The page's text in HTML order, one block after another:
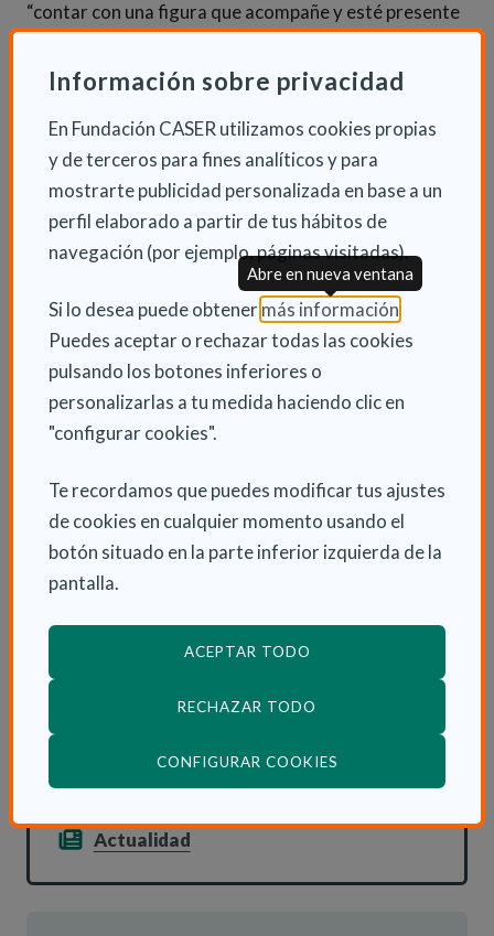
Información sobre privacidad
En Fundación CASER utilizamos cookies propias
y de terceros para fines analíticos y para
mostrarte publicidad personalizada en base a un
perfil elaborado a partir de tus hábitos de
navegación (por ejemplo, páginas visitadas).
Si lo desea puede obtener más información(Abre en
Puedes aceptar o rechazar todas las cookies
pulsando los botones inferiores o
personalizarlas a tu medida haciendo clic en
"configurar cookies".
Te recordamos que puedes modificar tus ajustes
de cookies en cualquier momento usando el
botón situado en la parte inferior izquierda de la
pantalla.
ACEPTAR TODO
RECHAZAR TODO
CONFIGURAR COOKIES
Abre en nueva ventana
“contar con una figura que acompañe y esté presente
ansiedad”. Además, ha destacado que, aunque el
pensado solo para personas con discapacidad, sino
para cualquier persona que necesite
acompañamiento”.
Muro también ha reivindicado el valor añadido que
aportan las personas con discapacidad al entorno
laboral: “Existe todavía una cierta duda social sobre
su capacidad para desempeñar determinadas
funciones, pero quienes hemos trabajado con ellas
sabemos que su compromiso, entusiasmo e
implicación son enormes”.
Con esta iniciativa, la sanidad riojana refuerza su
apuesta por un modelo asistencial más accesible,
humano e inclusivo, tanto para las personas usuarias
como para los profesionales que forman parte del
sistema sanitario.
INFORMACIÓN ADICIONAL
Actualidad